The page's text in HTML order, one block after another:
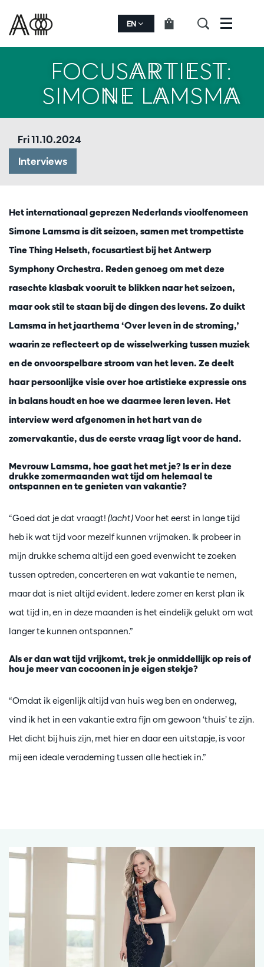
EN Menu
FOCUSARTIEST:
SIMONE LAMSMA
Interviews
Fri 11.10.2024
Het internationaal geprezen Nederlands vioolfenomeen
Simone Lamsma is dit seizoen, samen met trompettiste
Tine Thing Helseth, focusartiest bij het Antwerp
Symphony Orchestra. Reden genoeg om met deze
rasechte klasbak vooruit te blikken naar het seizoen,
maar ook stil te staan bij de dingen des levens. Zo duikt
Lamsma in het jaarthema ‘Over leven in de stroming,’
waarin ze reflecteert op de wisselwerking tussen muziek
en de onvoorspelbare stroom van het leven. Ze deelt
haar persoonlijke visie over hoe artistieke expressie ons
in balans houdt en hoe we daarmee leren leven. Het
interview werd afgenomen in het hart van de
zomervakantie, dus de eerste vraag ligt voor de hand.
Mevrouw Lamsma, hoe gaat het met je? Is er in deze
drukke zomermaanden wat tijd om helemaal te
ontspannen en te genieten van vakantie?
“Goed dat je dat vraagt! (lacht)Voor het eerst in lange tijd
heb ik wat tijd voor mezelf kunnen vrijmaken. Ik probeer in
mijn drukke schema altijd een goed evenwicht te zoeken
tussen optreden, concerteren en wat vakantie te nemen,
maar dat is niet altijd evident. Iedere zomer en kerst plan ik
wat tijd in, en in deze maanden is het eindelijk gelukt om wat
langer te kunnen ontspannen.”
Als er dan wat tijd vrijkomt, trek je onmiddellijk op reis of
hou je meer van cocoonen in je eigen stekje?
“Omdat ik eigenlijk altijd van huis weg ben en onderweg,
vind ik het in een vakantie extra fijn om gewoon ‘thuis’ te zijn.
Het dicht bij huis zijn, met hier en daar een uitstapje, is voor
mij een ideale verademing tussen alle hectiek in.”